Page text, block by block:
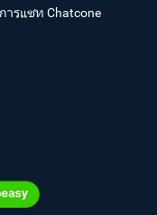
ารแชท Chatcone